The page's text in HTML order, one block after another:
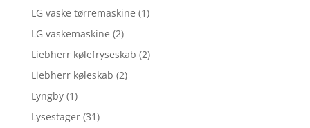
LG vaske tørremaskine (1)
LG vaskemaskine (2)
Liebherr kølefryseskab (2)
Liebherr køleskab (2)
Lyngby (1)
Lysestager (31)